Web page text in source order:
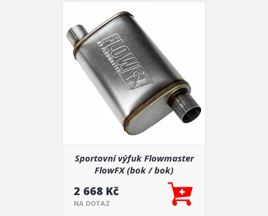
Sportovní výfuk Flowmaster
FlowFX (bok / bok)
2 668 Kč
NA DOTAZ